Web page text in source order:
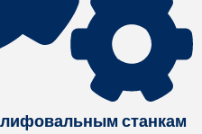
станкам